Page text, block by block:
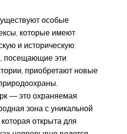
особые
которые имеют
и историческую
посещающие эти
приобретают новые
— это охраняемая
зона с уникальной
открыта для